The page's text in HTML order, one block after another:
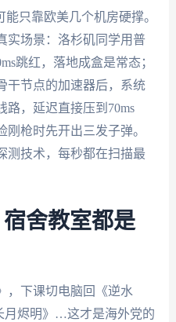
只靠欧美几个机房硬撑。
实场景：洛杉矶同学用普
跳红，落地成盒是常态；
干节点的加速器后，系统
路，延迟直接压到70ms
枪时先开出三发子弹。
测技术，每秒都在扫描最
舍教室都是
，下课切电脑回《逆水
月烬明》…这才是海外党的